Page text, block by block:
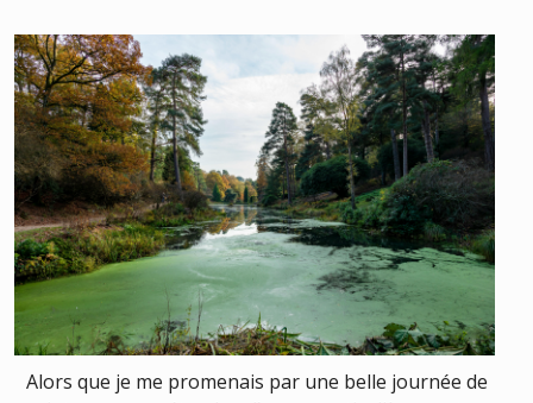
Alors que je me promenais par une belle journée de